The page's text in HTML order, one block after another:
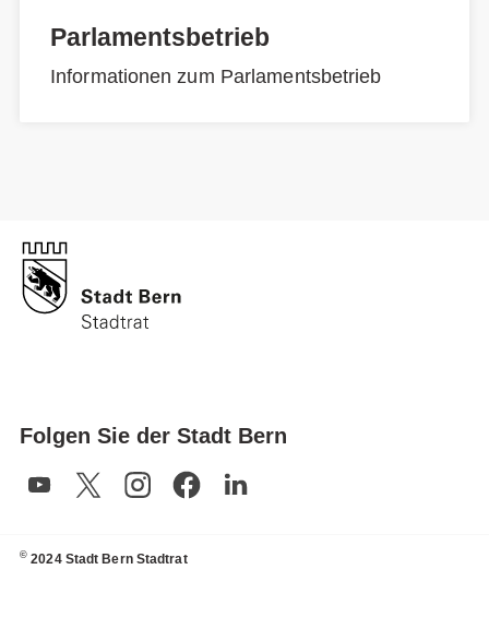
Parlamentsbetrieb
Informationen zum Parlamentsbetrieb
Folgen Sie der Stadt Bern
© 2024 Stadt Bern Stadtrat